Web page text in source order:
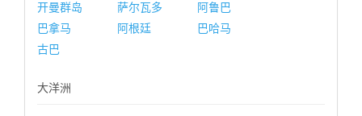
开曼群岛
萨尔瓦多
阿鲁巴
巴拿马
阿根廷
巴哈马
古巴
大洋洲